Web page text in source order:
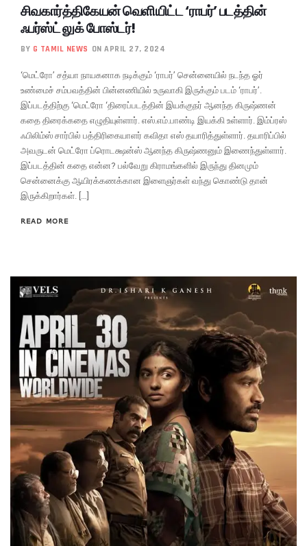
சிவகார்த்திகேயன் வெளியிட்ட ‘ராபர்’ படத்தின்
ஃபர்ஸ்ட் லுக் போஸ்டர்!
BY G TAMIL NEWS ON APRIL 27, 2024
‘மெட்ரோ’ சத்யா நாயகனாக நடிக்கும் ‘ராபர்’ சென்னையில் நடந்த ஓர்
உண்மைச் சம்பவத்தின் பின்னணியில் உருவாகி இருக்கும் படம் ‘ராபர்’.
இப்படத்திற்கு ‘மெட்ரோ ‘திரைப்படத்தின் இயக்குநர் ஆனந்த கிருஷ்ணன்
கதை திரைக்கதை எழுதியுள்ளார். எஸ்.எம்.பாண்டி இயக்கி உள்ளார். இம்ப்ரஸ்
ஃபிலிம்ஸ் சார்பில் பத்திரிகையாளர் கவிதா எஸ் தயாரித்துள்ளார். தயாரிப்பில்
அவருடன் மெட்ரோ ப்ரொடக்ஷன்ஸ் ஆனந்த கிருஷ்ணனும் இணைந்துள்ளார்.
இப்படத்தின் கதை என்ன? பல்வேறு கிராமங்களில் இருந்து தினமும்
சென்னைக்கு ஆயிரக்கணக்கான இளைஞர்கள் வந்து கொண்டு தான்
இருக்கிறார்கள். […]
READ MORE